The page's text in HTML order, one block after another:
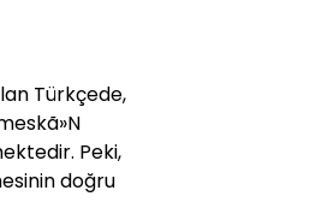
Türkçede,
Peki,
doğru